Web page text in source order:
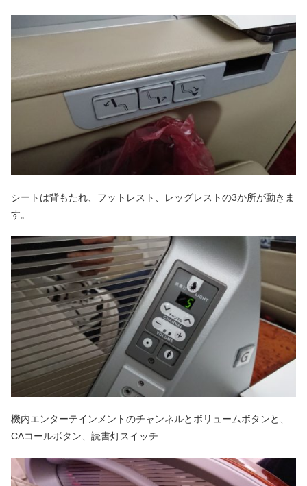
シートは背もたれ、フットレスト、レッグレストの3か所が動きま
す。
機内エンターテインメントのチャンネルとボリュームボタンと、
CAコールボタン、読書灯スイッチ